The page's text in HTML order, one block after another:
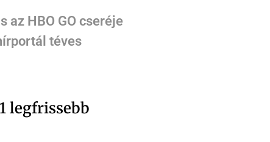
az HBO GO cseréje
téves
legfrissebb